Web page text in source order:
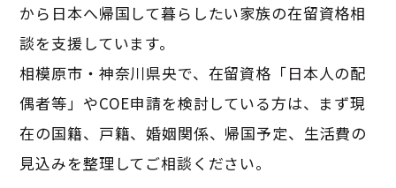
から日本へ帰国して暮らしたい家族の在留資格相
談を支援しています。
相模原市・神奈川県央で、在留資格「日本人の配
偶者等」やCOE申請を検討している方は、まず現
在の国籍、戸籍、婚姻関係、帰国予定、生活費の
見込みを整理してご相談ください。